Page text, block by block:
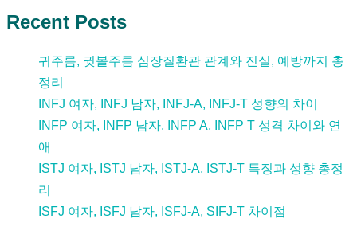
Recent Posts
귀주름, 귓볼주름 심장질환관 관계와 진실, 예방까지 총
정리
INFJ 여자, INFJ 남자, INFJ-A, INFJ-T 성향의 차이
INFP 여자, INFP 남자, INFP A, INFP T 성격 차이와 연
애
ISTJ 여자, ISTJ 남자, ISTJ-A, ISTJ-T 특징과 성향 총정
리
ISFJ 여자, ISFJ 남자, ISFJ-A, SIFJ-T 차이점